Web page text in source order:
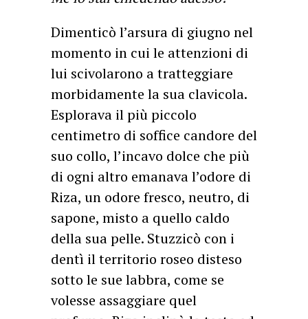
Dimenticò l’arsura di giugno nel
momento in cui le attenzioni di
lui scivolarono a tratteggiare
morbidamente la sua clavicola.
Esplorava il più piccolo
centimetro di soffice candore del
suo collo, l’incavo dolce che più
di ogni altro emanava l’odore di
Riza, un odore fresco, neutro, di
sapone, misto a quello caldo
della sua pelle. Stuzzicò con i
dentì il territorio roseo disteso
sotto le sue labbra, come se
volesse assaggiare quel